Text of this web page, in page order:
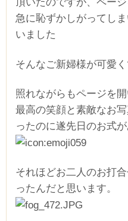
急に恥ずかしがってし
いました
そんなご新婦様が可愛
照れながらもページを
最高の笑顔と素敵なお
ったのに遂先日のお式
それほどお二人のお打
ったんだと思います。